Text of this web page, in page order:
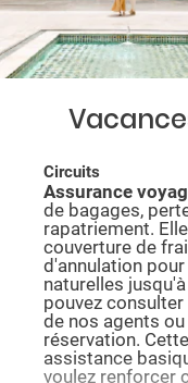
Circuits
Assurance
de bagages,
rapatriement.
couverture de
d'annulation
naturelles
pouvez
de nos agents
réservation.
assistance
voulez renforcer